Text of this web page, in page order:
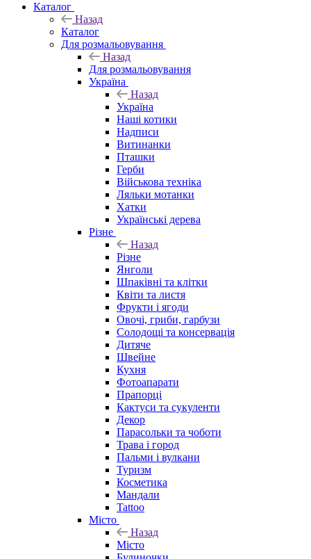
Каталог
Назад
Каталог
Для розмальовування
Назад
Для розмальовування
Україна
Назад
Україна
Наші котики
Надписи
Витинанки
Пташки
Герби
Військова техніка
Ляльки мотанки
Хатки
Українські дерева
Різне
Назад
Різне
Янголи
Шпаківні та клітки
Квіти та листя
Фрукти і ягоди
Овочі, гриби, гарбузи
Солодощі та консервація
Дитяче
Швейне
Кухня
Фотоапарати
Прапорці
Кактуси та сукуленти
Декор
Парасольки та чоботи
Трава і город
Пальми і вулкани
Туризм
Косметика
Мандали
Tattoo
Місто
Назад
Місто